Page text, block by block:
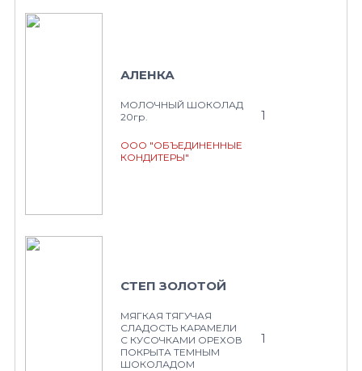
АЛЕНКА
МОЛОЧНЫЙ ШОКОЛАД
20гр.
ООО "ОБЪЕДИНЕННЫЕ
КОНДИТЕРЫ"
1
СТЕП ЗОЛОТОЙ
МЯГКАЯ ТЯГУЧАЯ
СЛАДОСТЬ КАРАМЕЛИ
С КУСОЧКАМИ ОРЕХОВ
ПОКРЫТА ТЕМНЫМ
ШОКОЛАДОМ
1